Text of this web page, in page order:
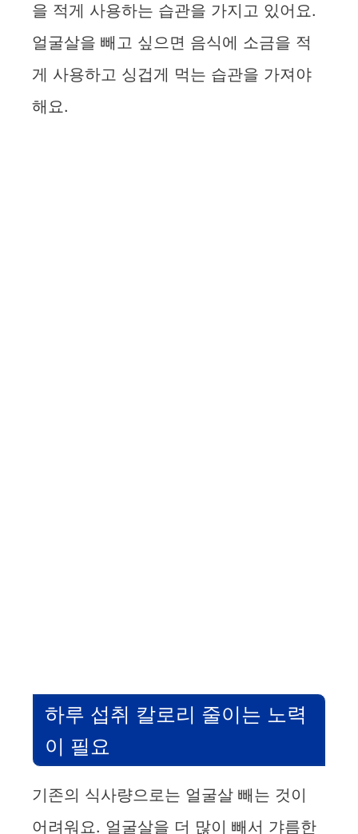
을 적게 사용하는 습관을 가지고 있어요.
얼굴살을 빼고 싶으면 음식에 소금을 적
게 사용하고 싱겁게 먹는 습관을 가져야
해요.
하루 섭취 칼로리 줄이는 노력
이 필요
기존의 식사량으로는 얼굴살 빼는 것이
어려워요. 얼굴살을 더 많이 빼서 갸름한